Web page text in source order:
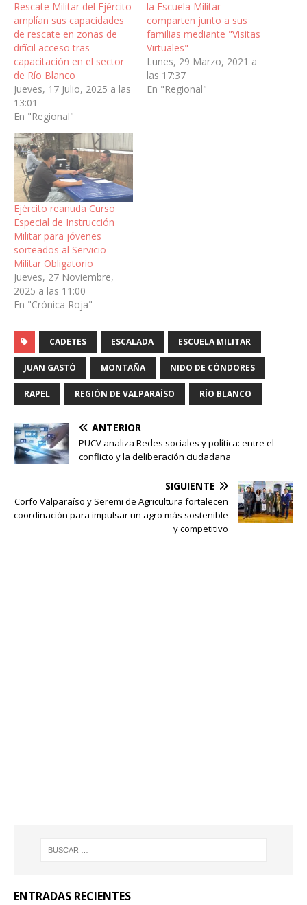
Rescate Militar del Ejército
amplían sus capacidades
de rescate en zonas de
difícil acceso tras
capacitación en el sector
de Río Blanco
Jueves, 17 Julio, 2025 a las
13:01
En "Regional"
la Escuela Militar
comparten junto a sus
familias mediante "Visitas
Virtuales"
Lunes, 29 Marzo, 2021 a
las 17:37
En "Regional"
Ejército reanuda Curso
Especial de Instrucción
Militar para jóvenes
sorteados al Servicio
Militar Obligatorio
Jueves, 27 Noviembre,
2025 a las 11:00
En "Crónica Roja"
CADETES ESCALADA ESCUELA MILITAR
JUAN GASTÓ MONTAÑA NIDO DE CÓNDORES
RAPEL REGIÓN DE VALPARAÍSO RÍO BLANCO
ANTERIOR
PUCV analiza Redes sociales y política: entre el
conflicto y la deliberación ciudadana
SIGUIENTE
Corfo Valparaíso y Seremi de Agricultura fortalecen
coordinación para impulsar un agro más sostenible
y competitivo
ENTRADAS RECIENTES